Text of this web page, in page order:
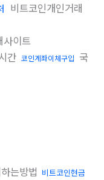
비트코인개인거래
사이트
간 코인계좌이체구입 국
는방법 비트코인현금